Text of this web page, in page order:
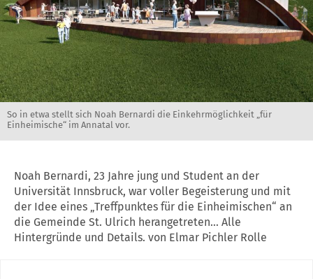
So in etwa stellt sich Noah Bernardi die Einkehrmöglichkeit „für
Einheimische“ im Annatal vor.
Noah Bernardi, 23 Jahre jung und Student an der
Universität Innsbruck, war voller Begeisterung und mit
der Idee eines „Treffpunktes für die Einheimischen“ an
die Gemeinde St. Ulrich herangetreten... Alle
Hintergründe und Details. von Elmar Pichler Rolle